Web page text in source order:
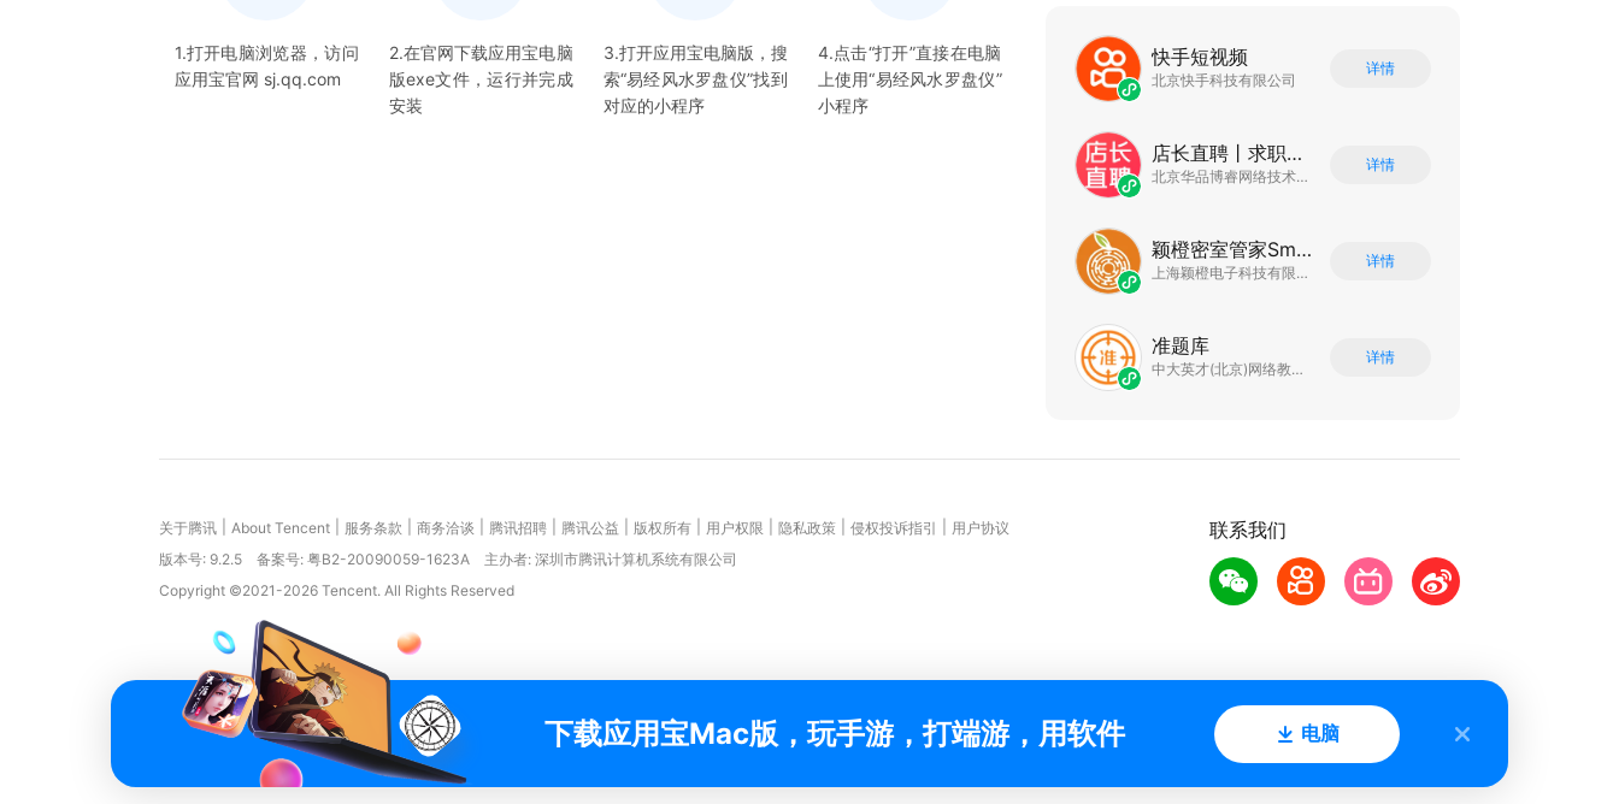
1.打开电脑浏览器，访问
应用宝官网 sj.qq.com
2.在官网下载应用宝电脑
版exe文件，运行并完成
安装
3.打开应用宝电脑版，搜
索“易经风水罗盘仪”找到
对应的小程序
4.点击“打开”直接在电脑
上使用“易经风水罗盘仪”
小程序
快手短视频
北京快手科技有限公司
详情
店长直聘丨求职招聘找工作
北京华品博睿网络技术有限公司
详情
颖橙密室管家SmartOrange
上海颖橙电子科技有限公司
详情
准题库
中大英才(北京)网络教育科技有限公司
详情
联系我们
关于腾讯 About Tencent 服务条款 商务洽谈 腾讯招聘 腾讯公益 版权所有 用户权限 隐私政策 侵权投诉指引
用户协议
版本号: 9.2.5 备案号: 粤B2-20090059-1623A
主办者: 深圳市腾讯计算机系统有限公司
Copyright ©2021-2026 Tencent. All Rights Reserved
下载应用宝Mac版，玩手游，打端游，用软件 电脑